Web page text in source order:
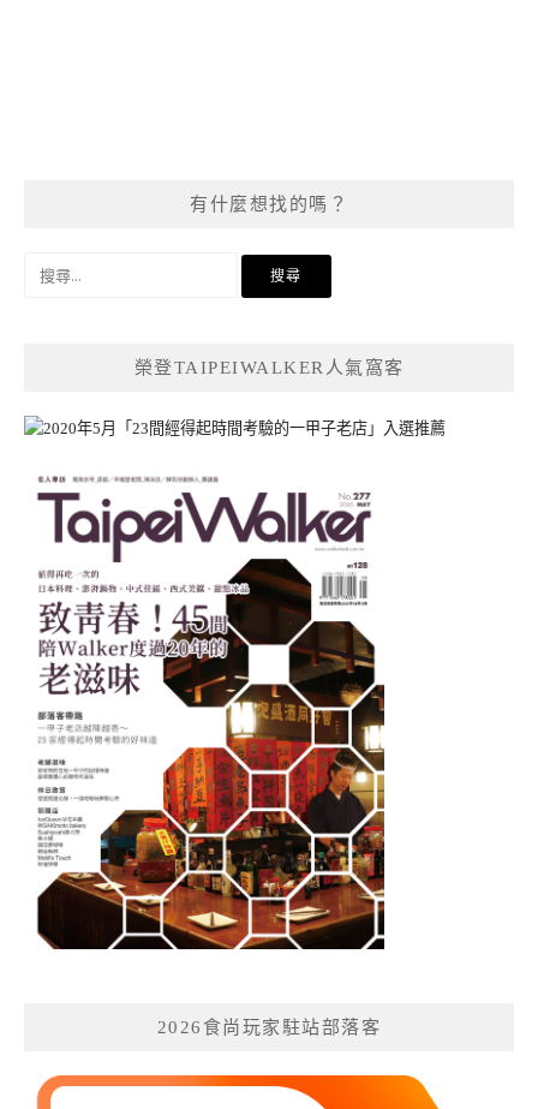
有什麼想找的嗎？
榮登TAIPEIWALKER人氣窩客
2026食尚玩家駐站部落客